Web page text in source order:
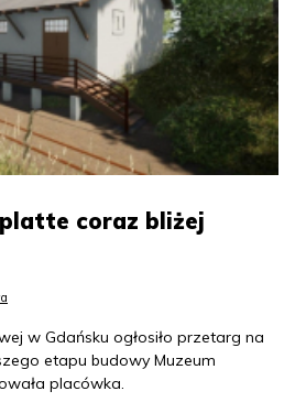
coraz bliżej
w Gdańsku ogłosiło przetarg na
etapu budowy Muzeum
placówka.